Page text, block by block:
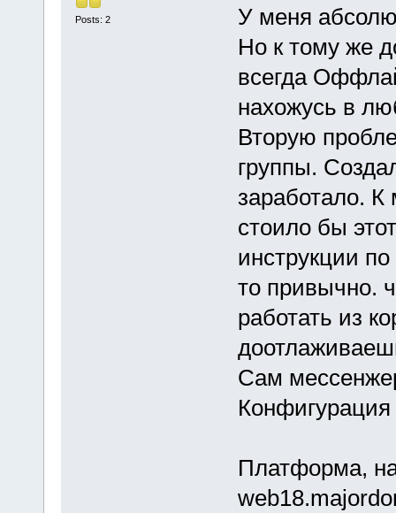
Posts: 2
У меня
Но к тому же
всегда
нахожусь в
Вторую
группы.
заработало. К
стоило бы
инструкции по
то привычно.
работать из
Сам
Конфигурация
Платформа,